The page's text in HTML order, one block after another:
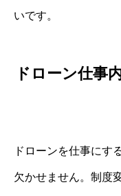
いです。
ドローン仕事
ドローンを仕事にす
欠かせません。制度